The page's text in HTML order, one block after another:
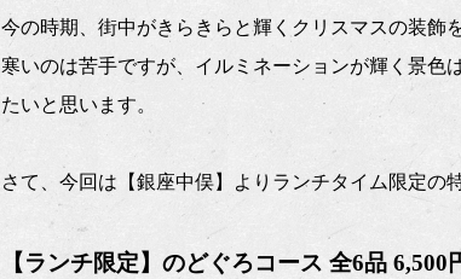
今の時期、街中がきらきらと輝くクリスマスの装飾
寒いのは苦手ですが、イルミネーションが輝く景色
たいと思います。
さて、今回は【銀座中俣】よりランチタイム限定の
【ランチ限定】のどぐろコース 全6品 6,500